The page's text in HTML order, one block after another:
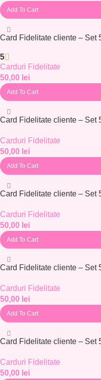
Add To Cart
Card Fidelitate cliente – Set
5
Carduri Fidelitate
50,00 lei
Add To Cart
Card Fidelitate cliente – Set
Carduri Fidelitate
50,00 lei
Add To Cart
Card Fidelitate cliente – Set
Carduri Fidelitate
50,00 lei
Add To Cart
Card Fidelitate cliente – Set
Carduri Fidelitate
50,00 lei
Add To Cart
Card Fidelitate cliente – Set
Carduri Fidelitate
50,00 lei